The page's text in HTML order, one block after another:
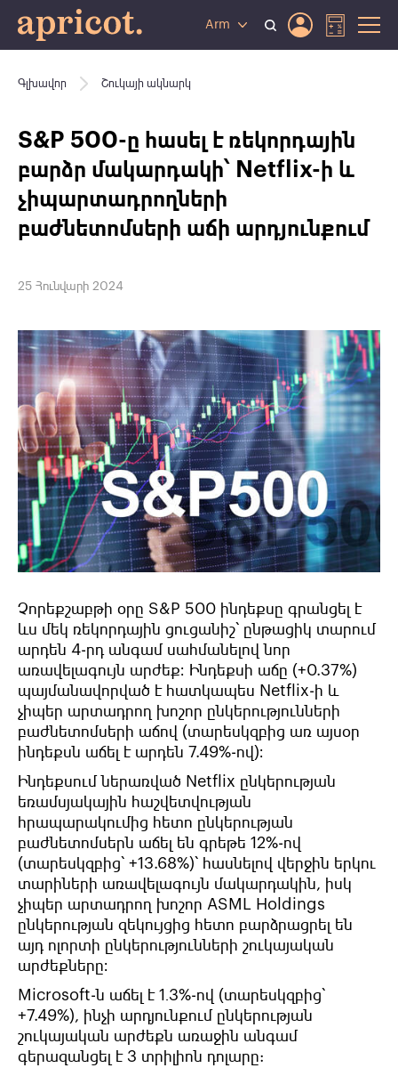
Arm
Գլխավոր Շուկայի ակնարկ
S&P 500-ը հասել է ռեկորդային
բարձր մակարդակի՝ Netflix-ի և
չիպարտադրողների
բաժնետոմսերի աճի արդյունքում
25 Հունվարի 2024
Չորեքշաբթի օրը S&P 500 ինդեքսը գրանցել է
ևս մեկ ռեկորդային ցուցանիշ՝ ընթացիկ տարում
արդեն 4-րդ անգամ սահմանելով նոր
առավելագույն արժեք։ Ինդեքսի աճը (+0.37%)
պայմանավորված է հատկապես Netflix-ի և
չիպեր արտադրող խոշոր ընկերությունների
բաժնետոմսերի աճով (տարեսկզբից առ այսօր
ինդեքսն աճել է արդեն 7.49%-ով)։
Ինդեքսում ներառված Netflix ընկերության
եռամսյակային հաշվետվության
հրապարակումից հետո ընկերության
բաժնետոմսերն աճել են գրեթե 12%-ով
(տարեսկզբից՝ +13.68%)՝ հասնելով վերջին երկու
տարիների առավելագույն մակարդակին, իսկ
չիպեր արտադրող խոշոր ASML Holdings
ընկերության զեկույցից հետո բարձրացրել են
այդ ոլորտի ընկերությունների շուկայական
արժեքները։
Microsoft-ն աճել է 1․3%-ով (տարեսկզբից՝
+7.49%), ինչի արդյունքում ընկերության
շուկայական արժեքն առաջին անգամ
գերազանցել է 3 տրիլիոն դոլարը: